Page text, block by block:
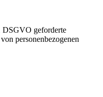
DSGVO geforderte
personenbezogenen